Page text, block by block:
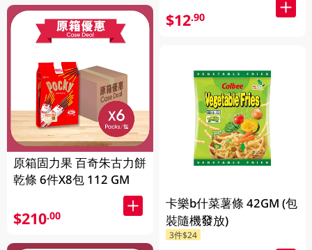
原箱固力果 百奇朱古力餅
乾條 6件X8包 112 GM
$210.00
$12.90
卡樂b什菜薯條 42GM (包
裝隨機發放)
3件$24